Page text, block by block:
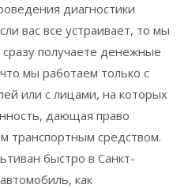
диагностики
вас все устраивает, то мы
получаете денежные
мы работаем только с
или с лицами, на которых
дающая право
транспортным средством.
быстро в Санкт-
как